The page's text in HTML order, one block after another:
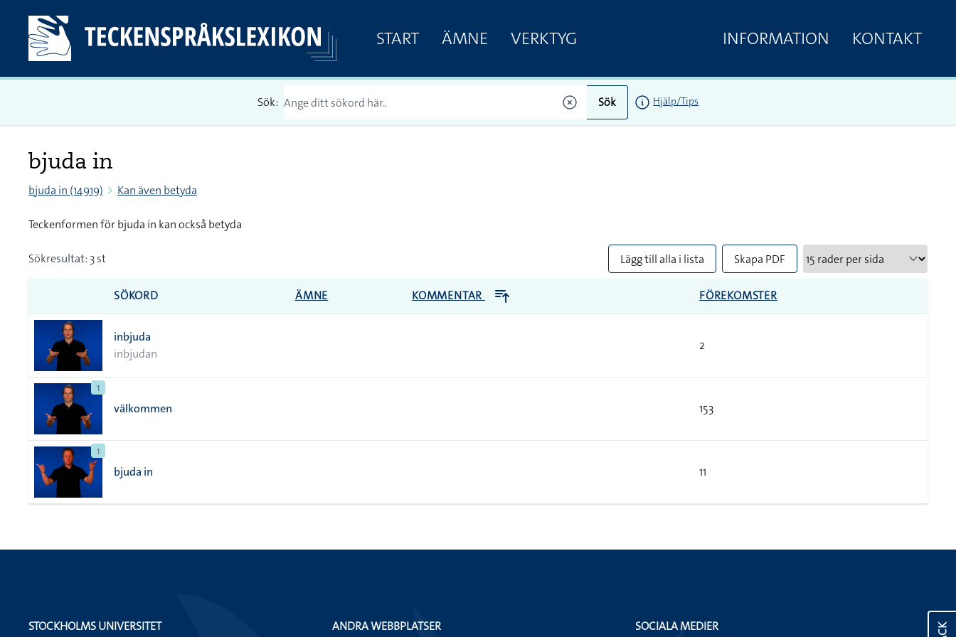
START ÄMNE VERKTYG INFORMATION KONTAKT
Sök: Sök Hjälp/Tips
bjuda in
bjuda in (14919) Kan även betyda
Teckenformen för bjuda in kan också betyda
Sökresultat: 3 st Lägg till alla i lista Skapa PDF
SÖKORD ÄMNE KOMMENTAR FÖREKOMSTER
inbjuda
inbjudan
2
1
välkommen 153
1
bjuda in 11
STOCKHOLMS UNIVERSITET
ANDRA WEBBPLATSER SOCIALA MEDIER